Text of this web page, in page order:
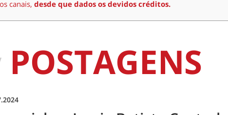
canais, desde que dados os devidos créditos.
POSTAGENS